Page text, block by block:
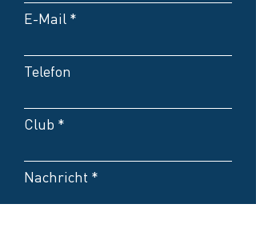
E-Mail
Telefon
Club
Nachricht